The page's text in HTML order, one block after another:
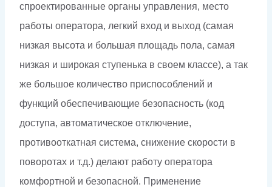
спроектированные органы управления, место
работы оператора, легкий вход и выход (самая
низкая высота и большая площадь пола, самая
низкая и широкая ступенька в своем классе), а так
же большое количество приспособлений и
функций обеспечивающие безопасность (код
доступа, автоматическое отключение,
противооткатная система, снижение скорости в
поворотах и т.д.) делают работу оператора
комфортной и безопасной. Применение